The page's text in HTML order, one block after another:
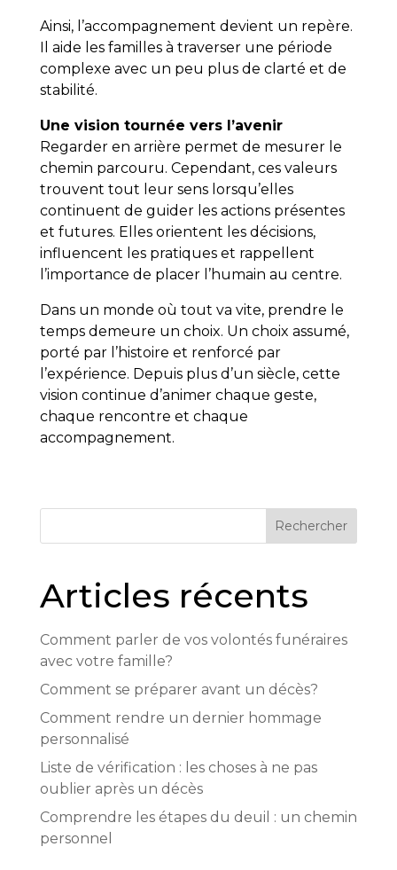
Ainsi, l’accompagnement devient un repère.
Il aide les familles à traverser une période
complexe avec un peu plus de clarté et de
stabilité.
Une vision tournée vers l’avenir
Regarder en arrière permet de mesurer le
chemin parcouru. Cependant, ces valeurs
trouvent tout leur sens lorsqu’elles
continuent de guider les actions présentes
et futures. Elles orientent les décisions,
influencent les pratiques et rappellent
l’importance de placer l’humain au centre.
Dans un monde où tout va vite, prendre le
temps demeure un choix. Un choix assumé,
porté par l’histoire et renforcé par
l’expérience. Depuis plus d’un siècle, cette
vision continue d’animer chaque geste,
chaque rencontre et chaque
accompagnement.
Rechercher
Articles récents
Comment parler de vos volontés funéraires
avec votre famille?
Comment se préparer avant un décès?
Comment rendre un dernier hommage
personnalisé
Liste de vérification : les choses à ne pas
oublier après un décès
Comprendre les étapes du deuil : un chemin
personnel